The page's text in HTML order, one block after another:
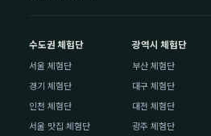
수도권 체험단
서울 체험단
경기 체험단
인천 체험단
서울 맛집 체험단
광역시 체험단
부산 체험단
대구 체험단
대전 체험단
광주 체험단